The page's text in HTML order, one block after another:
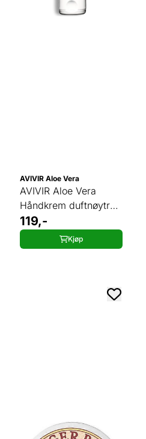
AVIVIR Aloe Vera
AVIVIR Aloe Vera
Håndkrem duftnøytral
50 ml
119,-
Kjøp